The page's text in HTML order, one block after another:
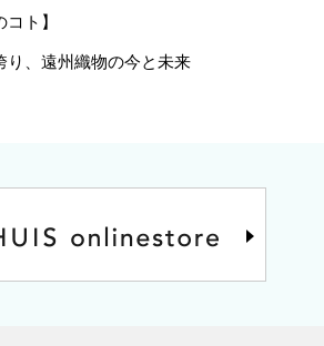
ト】
り、遠州織物の今と未来